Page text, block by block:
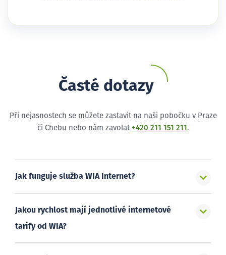
Časté dotazy
Při nejasnostech se můžete zastavit na naši pobočku v Praze
či Chebu nebo nám zavolat +420 211 151 211 .
Jak funguje služba WIA Internet?
Jakou rychlost mají jednotlivé internetové
tarify od WIA?